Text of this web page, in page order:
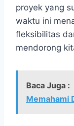
proyek yang
waktu ini
fleksibilitas
mendorong
Baca Juga :
Memahami